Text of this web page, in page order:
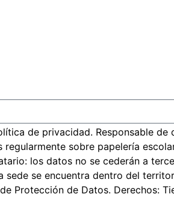
de privacidad. Responsable de
regularmente sobre papelería
los datos no se cederán a
se encuentra dentro del
Protección de Datos. Derechos: